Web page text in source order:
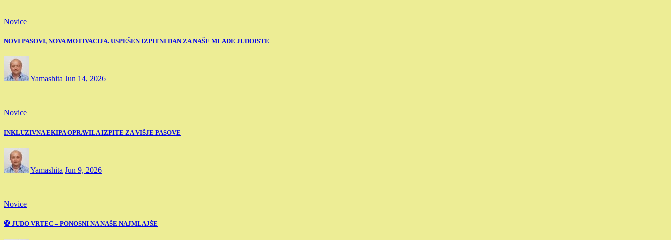
Novice
NOVI PASOVI, NOVA MOTIVACIJA. USPEŠEN IZPITNI DAN ZA NAŠE MLADE JUDOISTE
Yamashita Jun 14, 2026
Novice
INKLUZIVNA EKIPA OPRAVILA IZPITE ZA VIŠJE PASOVE
Yamashita Jun 9, 2026
Novice
🥋 JUDO VRTEC – PONOSNI NA NAŠE NAJMLAJŠE